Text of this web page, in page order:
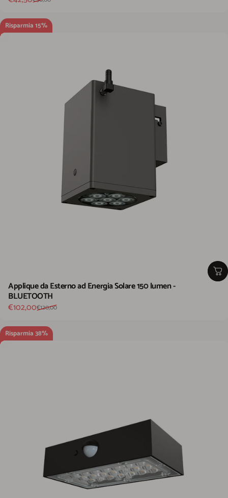
Risparmia 15%
Applique da Esterno ad Energia Solare 150 lumen -
BLUETOOTH
Prezzo scontato
€102,00
Prezzo di listino
€120,00
Risparmia 38%